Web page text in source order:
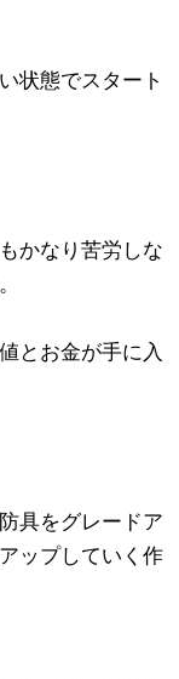
状態でスタート
かなり苦労しな
とお金が手に入
具をグレードア
ップしていく作